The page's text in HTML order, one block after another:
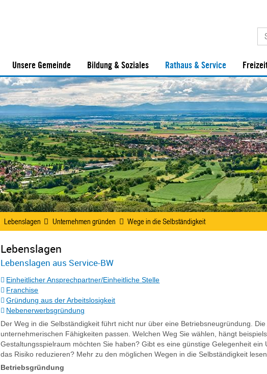
Unsere Gemeinde Bildung & Soziales Rathaus & Service
Lebenslagen Unternehmen gründen Wege in die Selbständigkeit
Lebenslagen
Lebenslagen aus Service-BW
Einheitlicher Ansprechpartner/Einheitliche Stelle
Franchise
Gründung aus der Arbeitslosigkeit
Nebenerwerbsgründung
Der Weg in die Selbständigkeit führt nicht nur über eine Betriebsneugründung.
unternehmerischen Fähigkeiten passen. Welchen Weg Sie wählen, hängt
Gestaltungsspielraum möchten Sie haben? Gibt es eine günstige Gelegenheit
das Risiko reduzieren? Mehr zu den möglichen Wegen in die Selbständigkeit
Betriebsgründung